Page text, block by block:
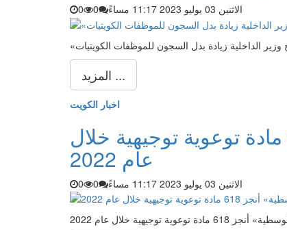
الاثنين 03 يوليو 2023 11:17 مساءً 0
0
وزير الداخلية زيادة بدل السجون للموظفات الكويتيات
المزيد ...
اخبار الكويت
الشريكة: «الوسطية» أنجز 618 مادة توعوية توجيهية خلال
عام 2022
الاثنين 03 يوليو 2023 11:17 مساءً 0
0
توعوية توجيهية خلال عام 2022